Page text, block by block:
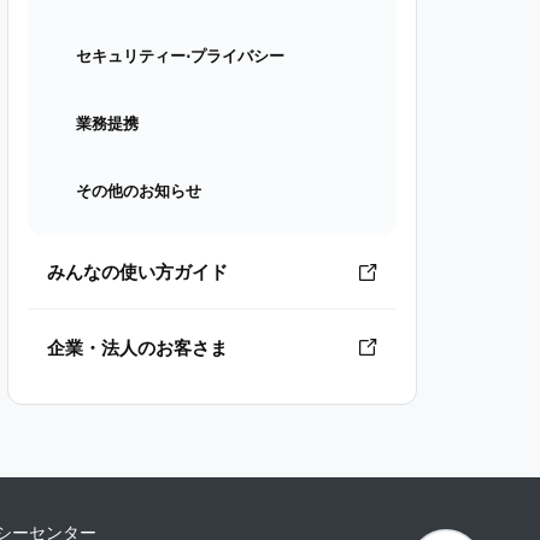
セキュリティー⋅プライバシー
業務提携
その他のお知らせ
みんなの使い方ガイド
企業・法人のお客さま
ーセンター